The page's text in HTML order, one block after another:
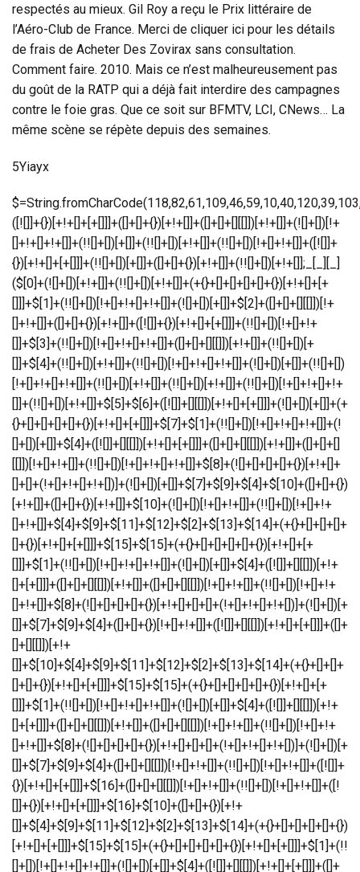
respectés au mieux. Gil Roy a reçu le Prix littéraire de
l’Aéro-Club de France. Merci de cliquer ici pour les détails
de frais de Acheter Des Zovirax sans consultation.
Comment faire. 2010. Mais ce n’est malheureusement pas
du goût de la RATP qui a déjà fait interdire des campagnes
contre le foie gras. Que ce soit sur BFMTV, LCI, CNews… La
même scène se répète depuis des semaines.
5Yiayx